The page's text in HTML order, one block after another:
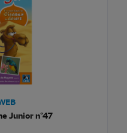
Junior n°47